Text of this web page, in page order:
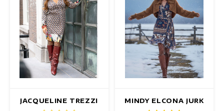
JACQUELINE TREZZI
MINDY ELCONA JURK